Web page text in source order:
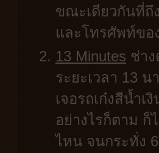
ขณะเดียวกันที่ถึ
และโทรศัพท์ขอ
13 Minutes ช่า
ระยะเวลา 13
เจอรถเก๋งสีน้ำ
อย่างไรก็ตาม ก็
ไหน จนกระทั่ง